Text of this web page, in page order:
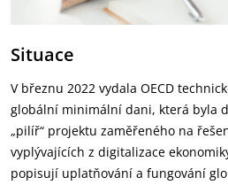
Situace
V březnu 2022 vydala OECD
globální minimální dani, která byla
„pilíř“ projektu zaměřeného na
vyplývajících z digitalizace
popisují uplatňování a fungování